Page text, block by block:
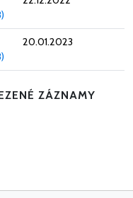
20.01.2023
ZÁZNAMY